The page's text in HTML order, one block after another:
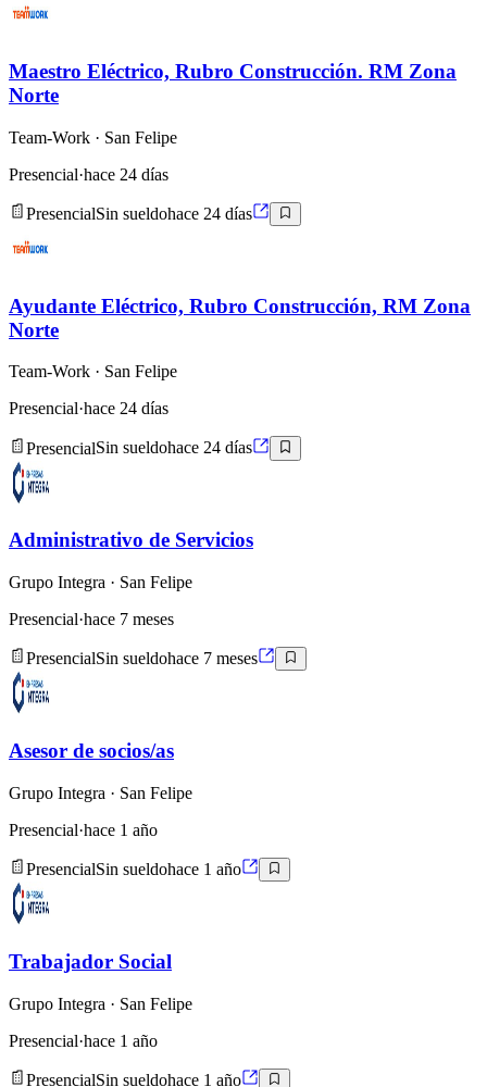
Maestro Eléctrico, Rubro Construcción. RM Zona
Norte
Team-Work · San Felipe
Presencial·hace 24 días
PresencialSin sueldohace 24 días
Ayudante Eléctrico, Rubro Construcción, RM Zona
Norte
Team-Work · San Felipe
Presencial·hace 24 días
PresencialSin sueldohace 24 días
Administrativo de Servicios
Grupo Integra · San Felipe
Presencial·hace 7 meses
PresencialSin sueldohace 7 meses
Asesor de socios/as
Grupo Integra · San Felipe
Presencial·hace 1 año
PresencialSin sueldohace 1 año
Trabajador Social
Grupo Integra · San Felipe
Presencial·hace 1 año
PresencialSin sueldohace 1 año